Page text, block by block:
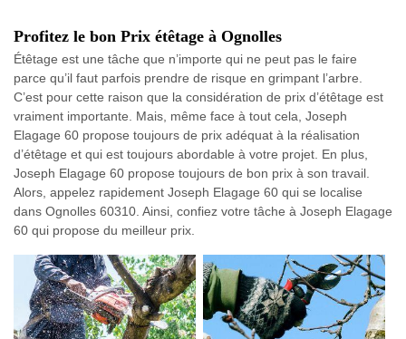
Profitez le bon Prix étêtage à Ognolles
Étêtage est une tâche que n’importe qui ne peut pas le faire
parce qu’il faut parfois prendre de risque en grimpant l’arbre.
C’est pour cette raison que la considération de prix d’étêtage est
vraiment importante. Mais, même face à tout cela, Joseph
Elagage 60 propose toujours de prix adéquat à la réalisation
d’étêtage et qui est toujours abordable à votre projet. En plus,
Joseph Elagage 60 propose toujours de bon prix à son travail.
Alors, appelez rapidement Joseph Elagage 60 qui se localise
dans Ognolles 60310. Ainsi, confiez votre tâche à Joseph Elagage
60 qui propose du meilleur prix.